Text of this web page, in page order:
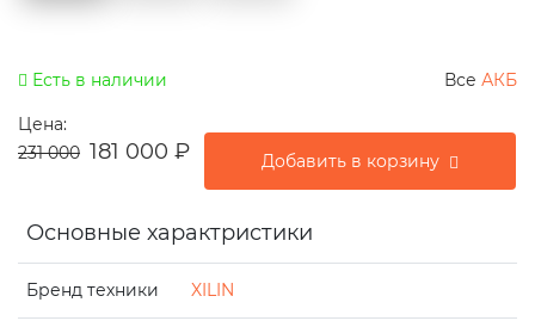
Есть в наличии Все АКБ
Цена:
231 000 181 000 ₽ Добавить в корзину
Основные характристики
Бренд техники XILIN